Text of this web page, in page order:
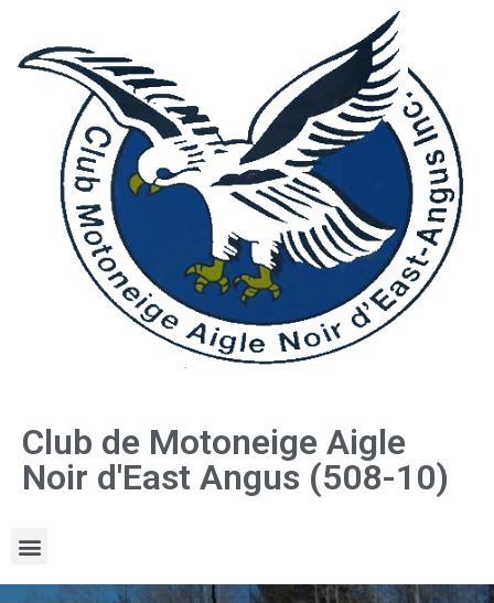
Club de Motoneige Aigle
Noir d'East Angus (508-10)